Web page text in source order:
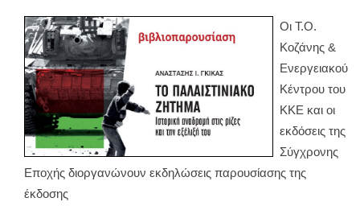
Οι Τ.Ο.
Κοζάνης &
Ενεργειακού
Κέντρου του
ΚΚΕ και οι
εκδόσεις της
Σύγχρονης
Εποχής διοργανώνουν εκδηλώσεις παρουσίασης της
έκδοσης